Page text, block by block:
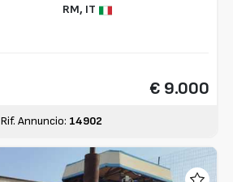
RM, IT
€ 9.000
Rif. Annuncio: 14902